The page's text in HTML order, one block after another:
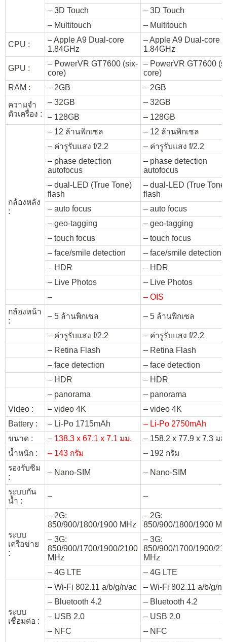
– 3D Touch
– 3D Touch
– Multitouch
– Multitouch
CPU :
– Apple A9 Dual-core
1.84GHz
– Apple A9 Dual-core
1.84GHz
GPU :
– PowerVR GT7600 (six-
core)
– PowerVR GT7600
core)
RAM :
– 2GB
– 2GB
ความจำ
ตัวเครื่อง :
– 32GB
– 32GB
– 128GB
– 128GB
กล้องหลัง
:
– 12 ล้านพิกเซล
– 12 ล้านพิกเซล
– ค่ารูรับแสง f/2.2
– ค่ารูรับแสง f/2.2
– phase detection
autofocus
– phase detection
autofocus
– dual-LED (True Tone)
flash
– dual-LED (True Tone)
flash
– auto focus
– auto focus
– geo-tagging
– geo-tagging
– touch focus
– touch focus
– face/smile detection
– face/smile detection
– HDR
– HDR
– Live Photos
– Live Photos
–
– OIS
กล้องหน้า
:
– 5 ล้านพิกเซล – 5 ล้านพิกเซล
– ค่ารูรับแสง f/2.2
– ค่ารูรับแสง f/2.2
– Retina Flash
– Retina Flash
– face detection
– face detection
– HDR
– HDR
– panorama
– panorama
Video :
– video 4K
– video 4K
Battery :
– Li-Po 1715mAh
– Li-Po 2750mAh
ขนาด :
– 138.3 x 67.1 x 7.1 มม.
– 158.2 x 77.9 x 7.3 มม.
น้ำหนัก :
– 143 กรัม
– 192 กรัม
รองรับซิม
:
– Nano-SIM – Nano-SIM
ระบบกัน
น้ำ :
– –
ระบบ
เครือข่าย
:
– 2G:
850/900/1800/1900 MHz
– 2G:
850/900/1800/1900
– 3G:
850/900/1700/1900/2100
MHz
– 3G:
850/900/1700/1900/
MHz
– 4G LTE
– 4G LTE
ระบบ
เชื่อมต่อ :
– Wi-Fi 802.11 a/b/g/n/ac
– Wi-Fi 802.11 a/b/g/n/
– Bluetooth 4.2
– Bluetooth 4.2
– USB 2.0
– USB 2.0
– NFC
– NFC